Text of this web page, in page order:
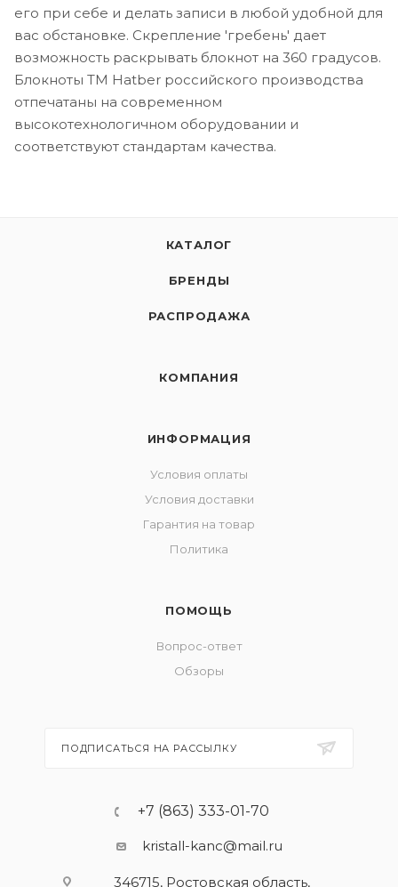
его при себе и делать записи в любой удобной для
вас обстановке. Скрепление 'гребень' дает
возможность раскрывать блокнот на 360 градусов.
Блокноты ТМ Hatber российского производства
отпечатаны на современном
высокотехнологичном оборудовании и
соответствуют стандартам качества.
КАТАЛОГ
БРЕНДЫ
РАСПРОДАЖА
КОМПАНИЯ
ИНФОРМАЦИЯ
Условия оплаты
Условия доставки
Гарантия на товар
Политика
ПОМОЩЬ
Вопрос-ответ
Обзоры
ПОДПИСАТЬСЯ НА РАССЫЛКУ
+7 (863) 333-01-70
kristall-kanc@mail.ru
346715, Ростовская область​,